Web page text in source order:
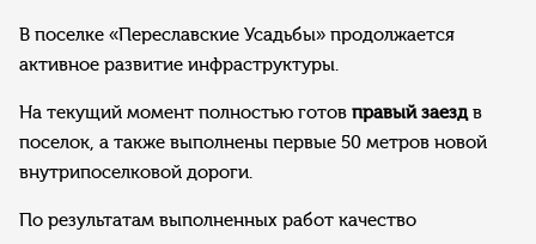
В поселке «Переславские Усадьбы» продолжается
активное развитие инфраструктуры.
На текущий момент полностью готовправый заездв
поселок, а также выполнены первые 50 метров новой
внутрипоселковой дороги.
По результатам выполненных работ качество